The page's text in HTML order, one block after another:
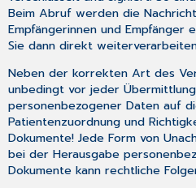
Beim Abruf werden die
Empfängerinnen und Empfänger
Sie dann direkt
Neben der korrekten Art des
unbedingt vor jeder
personenbezogener Daten auf
Patientenzuordnung und
Dokumente! Jede Form von
bei der Herausgabe
Dokumente kann rechtliche